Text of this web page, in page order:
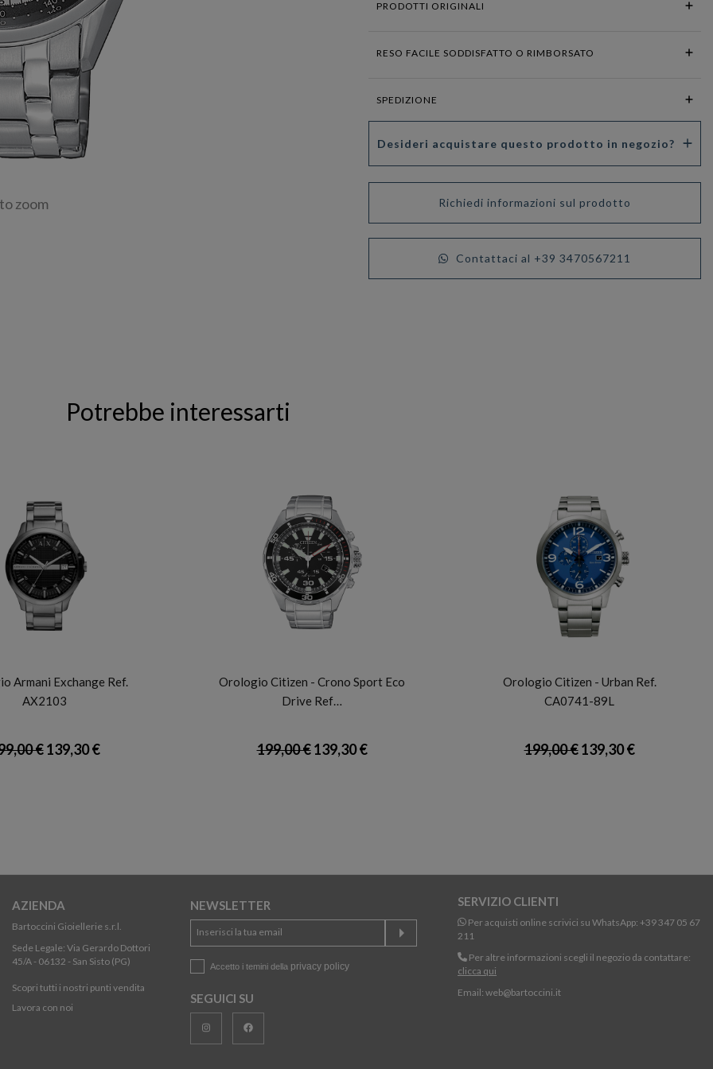
zoom
PRODOTTI ORIGINALI
RESO FACILE SODDISFATTO O RIMBORSATO
SPEDIZIONE
Desideri acquistare questo prodotto in negozio?
Richiedi informazioni sul prodotto
Contattaci al +39 3470567211
Potrebbe interessarti
Armani Exchange Ref.
AX2103
€139,30 €
Orologio Citizen - Crono Sport Eco
Drive Ref…
199,00 €139,30 €
Orologio Citizen - Urban Ref.
CA0741-89L
199,00 €139,30 €
AZIENDA
Bartoccini Gioiellerie s.r.l.
Sede Legale: Via Gerardo Dottori
45/A - 06132 - San Sisto (PG)
Scopri tutti i nostri punti vendita
Lavora con noi
NEWSLETTER
Accetto i temini della privacy policy
SEGUICI SU
SERVIZIO CLIENTI
Per acquisti online scrivici su WhatsApp: +39 347 05 67
211
Per altre informazioni scegli il negozio da contattare:
clicca qui
Email: web@bartoccini.it